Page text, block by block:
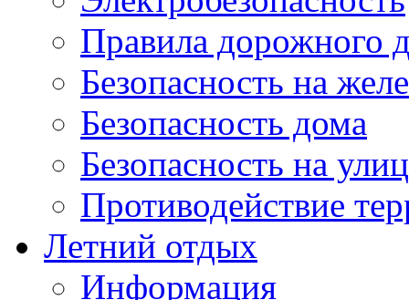
Правила дорожного
Безопасность на
Безопасность дома
Безопасность на
Противодействие
Летний отдых
Информация